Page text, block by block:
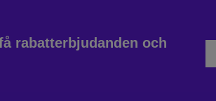
rabatterbjudanden och